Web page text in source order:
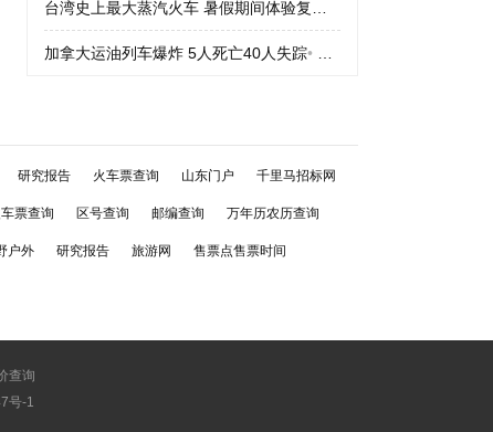
加拿大运油列车爆炸 5人死亡40人失踪•
研究报告 火车票查询 山东门户 千里马招标网
票查询 区号查询 邮编查询 万年历农历查询
户外 研究报告 旅游网 售票点售票时间
查询
号-1